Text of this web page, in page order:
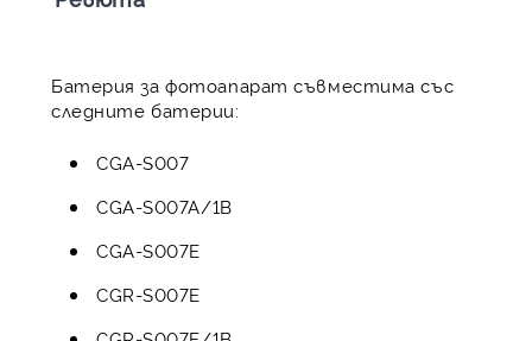
Батерия за фотоапарат съвместима със
следните батерии:
CGA-S007
CGA-S007A/1B
CGA-S007E
CGR-S007E